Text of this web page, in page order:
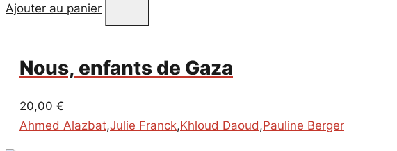
Ajouter au panier
Nous, enfants de Gaza
20,00 €
Ahmed Alazbat,Julie Franck,Khloud Daoud,Pauline Berger